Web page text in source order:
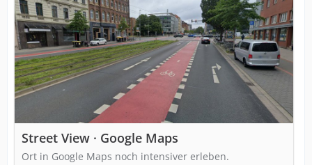
Street View · Google Maps
Ort in Google Maps noch intensiver erleben.